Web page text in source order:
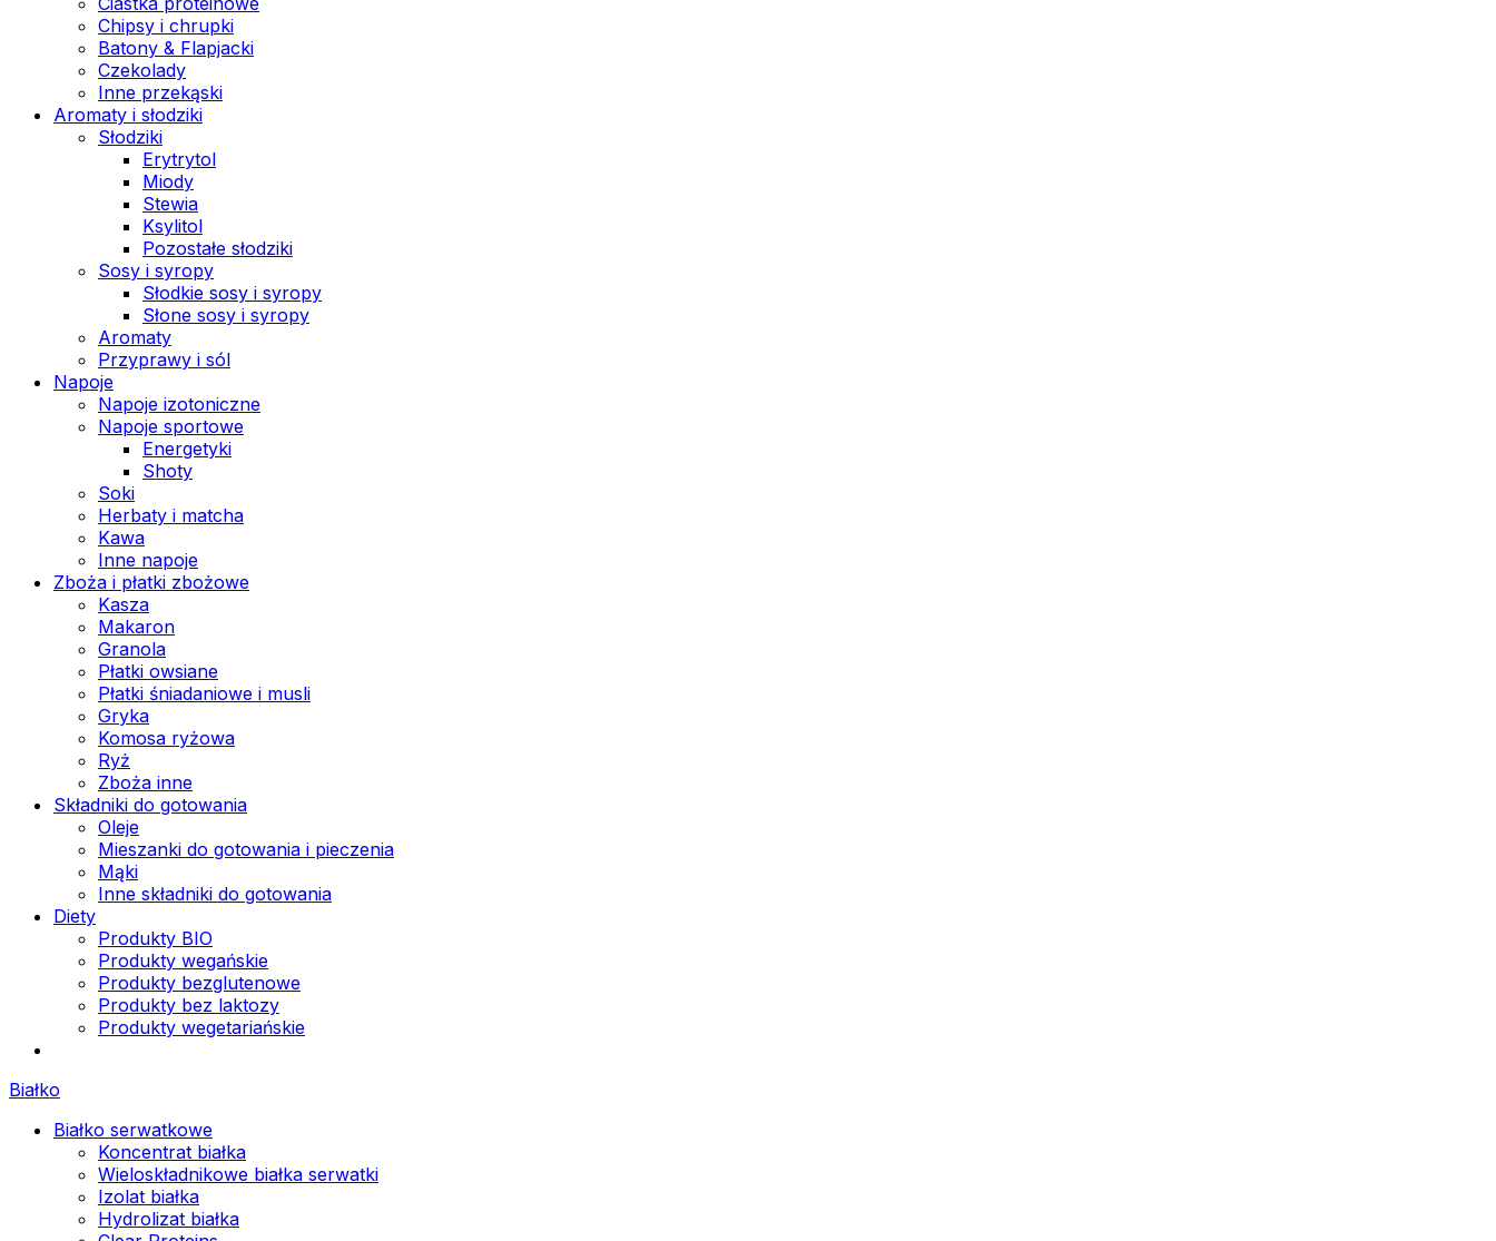
Chipsy i chrupki
Batony & Flapjacki
Czekolady
Inne przekąski
Aromaty i słodziki
Słodziki
Erytrytol
Miody
Stewia
Ksylitol
Pozostałe słodziki
Sosy i syropy
Słodkie sosy i syropy
Słone sosy i syropy
Aromaty
Przyprawy i sól
Napoje
Napoje izotoniczne
Napoje sportowe
Energetyki
Shoty
Soki
Herbaty i matcha
Kawa
Inne napoje
Zboża i płatki zbożowe
Kasza
Makaron
Granola
Płatki owsiane
Płatki śniadaniowe i musli
Gryka
Komosa ryżowa
Ryż
Zboża inne
Składniki do gotowania
Oleje
Mieszanki do gotowania i pieczenia
Mąki
Inne składniki do gotowania
Diety
Produkty BIO
Produkty wegańskie
Produkty bezglutenowe
Produkty bez laktozy
Produkty wegetariańskie
Białko
Białko serwatkowe
Koncentrat białka
Wieloskładnikowe białka serwatki
Izolat białka
Hydrolizat białka